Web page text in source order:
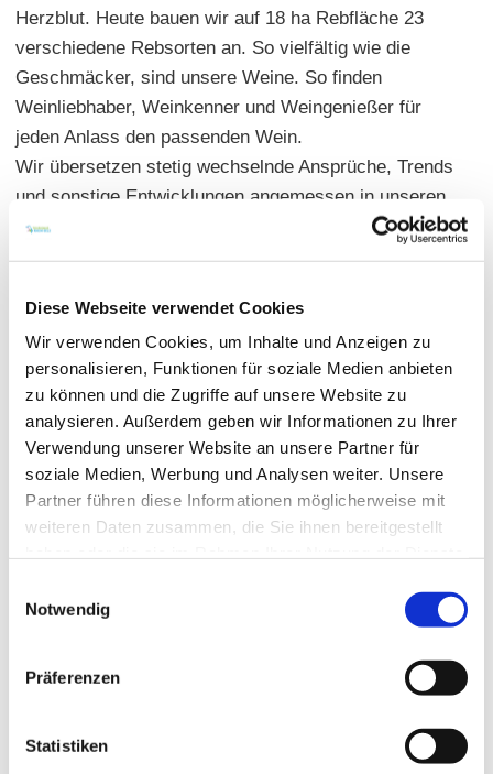
Diese Webseite verwendet Cookies
Wir verwenden Cookies, um Inhalte und Anzeigen zu
personalisieren, Funktionen für soziale Medien anbieten
zu können und die Zugriffe auf unsere Website zu
analysieren. Außerdem geben wir Informationen zu Ihrer
Verwendung unserer Website an unsere Partner für
soziale Medien, Werbung und Analysen weiter. Unsere
Partner führen diese Informationen möglicherweise mit
weiteren Daten zusammen, die Sie ihnen bereitgestellt
Notwendig
Präferenzen
Statistiken
Herzblut. Heute bauen wir auf 18 ha Rebfläche 23
verschiedene Rebsorten an. So vielfältig wie die
Geschmäcker, sind unsere Weine. So finden
Weinliebhaber, Weinkenner und Weingenießer für
jeden Anlass den passenden Wein.
Wir übersetzen stetig wechselnde Ansprüche, Trends
und sonstige Entwicklungen angemessen in unseren
Weinen. Das hält uns Jung.